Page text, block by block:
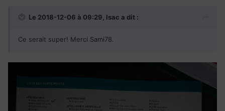
Le 2018-12-06 à 09:29, lsac a dit :
Ce serait super! Merci Sami78.